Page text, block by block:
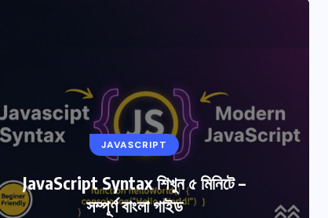
JAVASCRIPT
JavaScript Syntax শিখুন ৫ মিনিটে –
সম্পূর্ণ বাংলা গাইড
UNCATEGORIZED
n8n কি এবং কেন ব্যবসায় প্রয়োজন | সম্পূর্ণ
গাইড ২০২৫